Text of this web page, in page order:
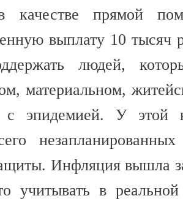
качестве прямой
выплату 10 тысяч
людей,
материальном,
с эпидемией. У этой
Инфляция вышла
учитывать в